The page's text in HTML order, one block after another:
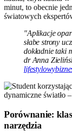
minut, to obecnie
światowych
"Aplikacje
słabe strony
dokładnie taki
dr Anna
Porównanie:
narzędzia